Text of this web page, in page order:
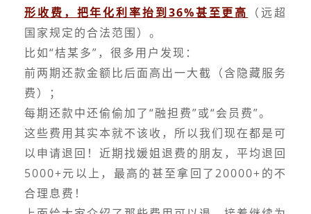
形收费，把年化利率抬到36%甚至更高
（远超
国家规定的合法范围）。
比如“桔某多”，很多用户发现：
前两期还款金额比后面高出一大截（含隐藏服务
费）；
每期还款中还偷偷加了“融担费”或“会员费”。
这些费用其实本就不该收，所以我们现在都是可
以申请退回！近期找媛姐退费的朋友，平均退回
5000+元以上，最高的甚至拿回了20000+的不
合理息费！